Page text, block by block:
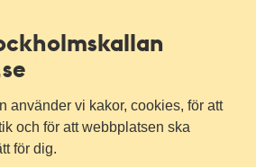
använder vi kakor, cookies, för att
och för att webbplatsen ska
för dig.